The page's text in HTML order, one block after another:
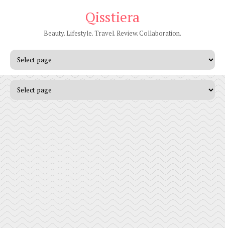
Qisstiera
Beauty. Lifestyle. Travel. Review. Collaboration.